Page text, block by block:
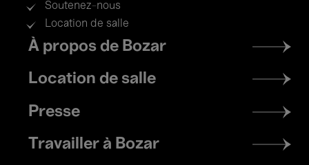
Soutenez-nous
Location de salle
Footer
menu
À propos de Bozar
Location de salle
Presse
Travailler à Bozar